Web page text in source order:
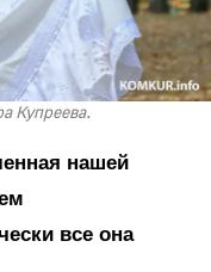
Купреева.
нашей
все она